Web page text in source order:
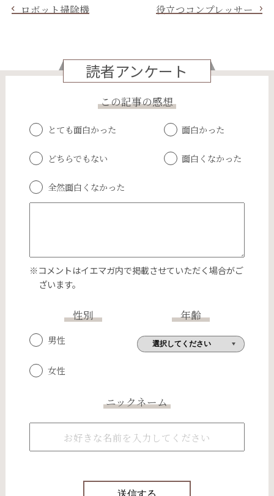
ロボット掃除機 役立つコンプレッサー
読者アンケート
この記事の感想
とても面白かった 面白かった
どちらでもない 面白くなかった
全然面白くなかった
※コメントはイエマガ内で掲載させていただく場合がご
ざいます。
性別
男性
女性
年齢
ニックネーム